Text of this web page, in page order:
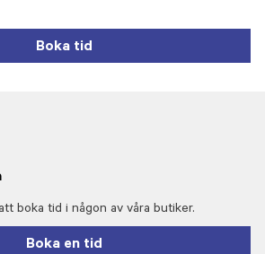
Boka tid
boka tid i någon av våra butiker.
Boka en tid